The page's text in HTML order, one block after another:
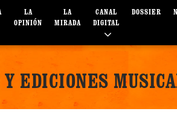
LA
OPINIÓN
LA
MIRADA
CANAL
DIGITAL
DOSSIER
EDICIONES